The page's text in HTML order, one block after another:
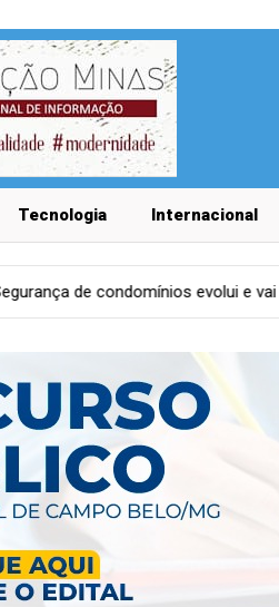
Tecnologia Internacional
evolui e vai além das câmeras